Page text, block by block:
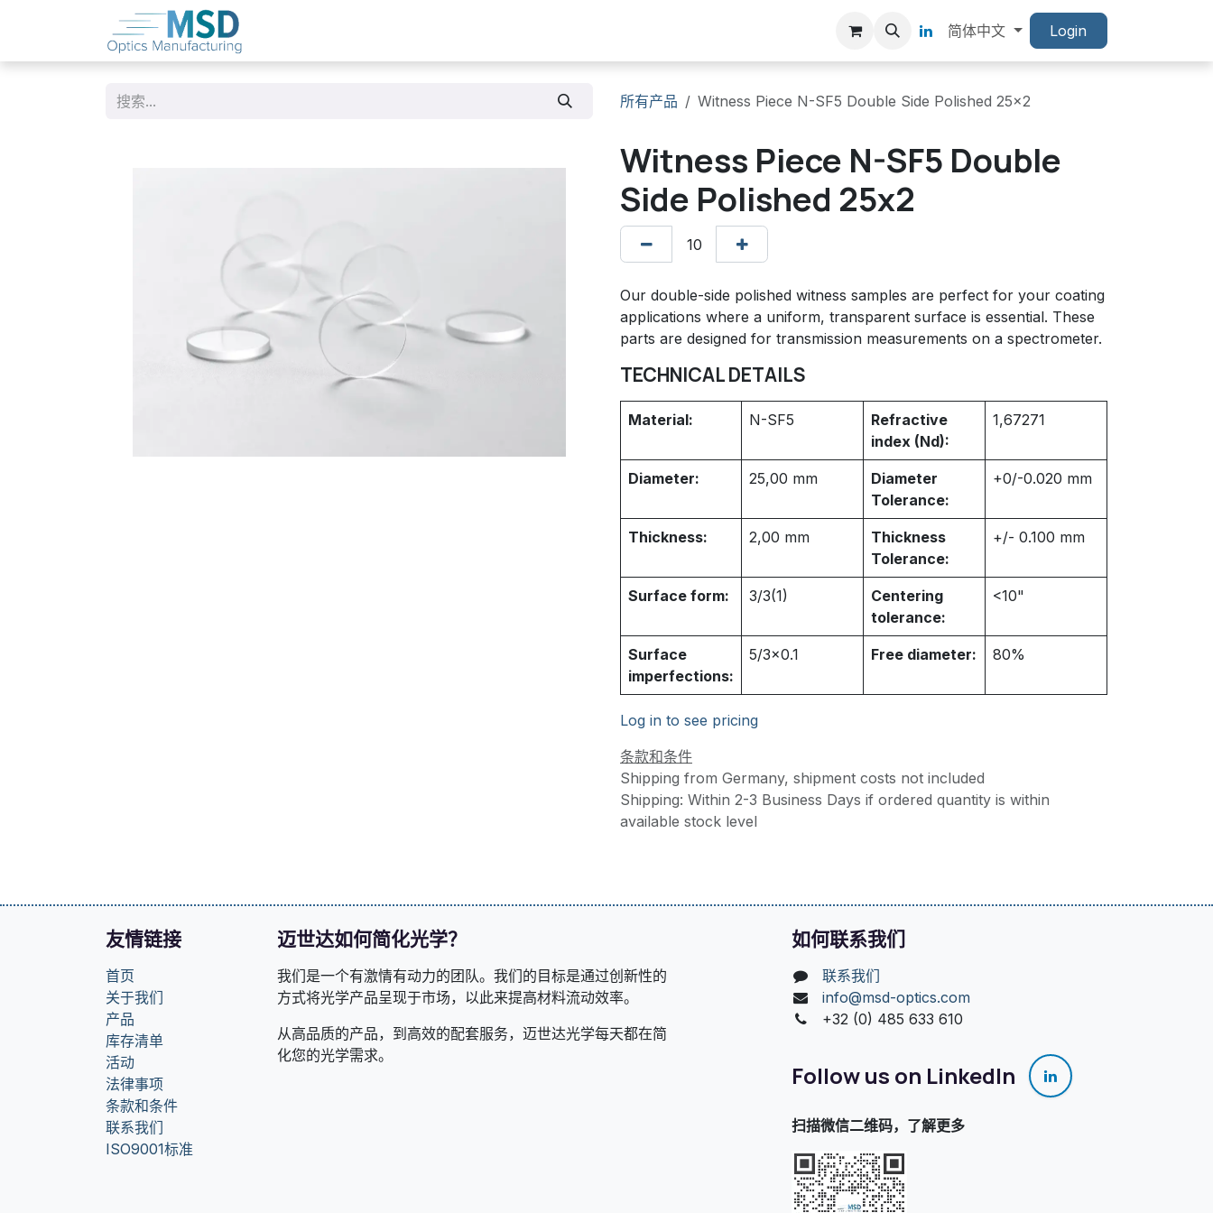
简体中文 Login
所有产品 Witness Piece N-SF5 Double Side Polished 25x2
Witness Piece N-SF5 Double
Side Polished 25x2
Our double-side polished witness samples are perfect for your coating
applications where a uniform, transparent surface is essential. These
parts are designed for transmission measurements on a spectrometer.
TECHNICAL DETAILS
Material: N-SF5
Refractive
index (Nd):
1,67271
Diameter: 25,00 mm
Diameter
Tolerance:
+0/-0.020 mm
Thickness: 2,00 mm
Thickness
Tolerance:
+/- 0.100 mm
Surface form: 3/3(1)
Centering
tolerance:
<10"
Surface
imperfections:
5/3x0.1 Free diameter: 80%
Log in to see pricing
条款和条件
Shipping from Germany, shipment costs not included
Shipping: Within 2-3 Business Days if ordered quantity is within
available stock level
友情链接
首页
关于我们
产品
库存清单
活动
法律事项
条款和条件
联系我们
ISO9001标准
迈世达如何简化光学？
我们是一个有激情有动力的团队。我们的目标是通过创新性的
方式将光学产品呈现于市场，以此来提高材料流动效率。
从高品质的产品，到高效的配套服务，迈世达光学每天都在简
化您的光学需求。
如何联系我们
联系我们
info@msd-optics.com​
+32 (0) 485 633 610
Follow us on LinkedIn
扫描微信二维码，了解更多